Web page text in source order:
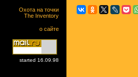
Охота на точки
The Inventory
о сайте
started 16.09.98